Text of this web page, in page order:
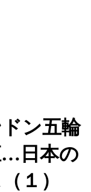
ン五輪
…日本の
１）